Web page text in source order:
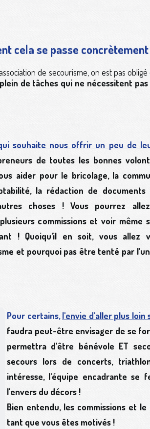
cela se passe concrètement
de secourisme, on est pas
plein de tâches qui ne nécessitent
souhaite nous offrir un peu de
de toutes les bonnes
aider pour le bricolage, la
la rédaction de documents
choses ! Vous pourrez
commissions et voir même
!Quoiqu'il en soit, vous allez
et pourquoi pas être tenté par
Pour certains,l'envie d'aller plus loin
faudra peut-être envisager de se
permettra d'être bénévole ET
secours lors de concerts,
intéresse, l'équipe encadrante se
l'envers du décors !
Bien entendu, les commissions et
tant que vous êtes motivés !